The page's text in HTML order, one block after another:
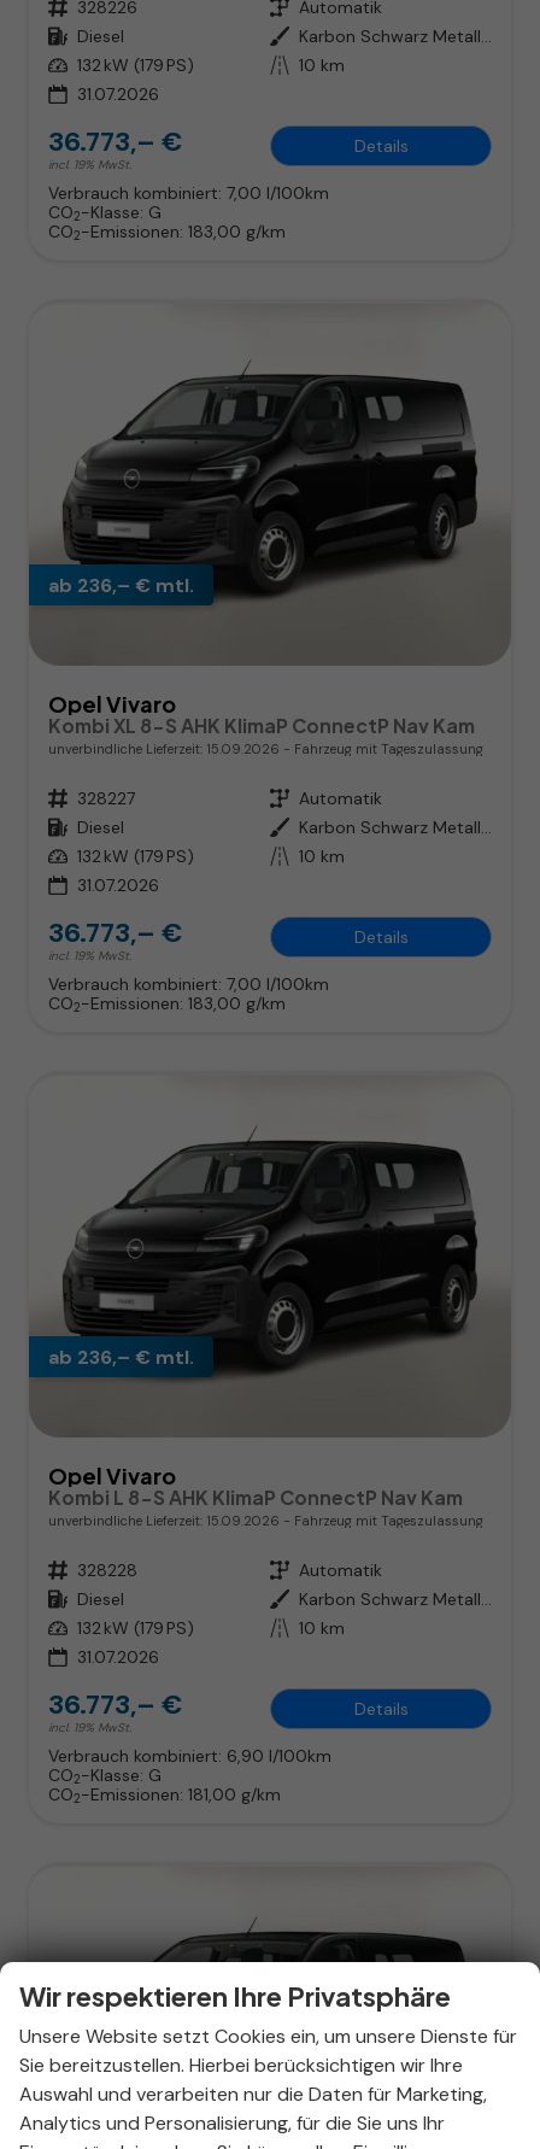
Fahrzeugnr. 328226 Getriebe Automatik
Kraftstoff Diesel Außenfarbe
Karbon Schwarz Metallic
Leistung 132 kW (179 PS) Kilometerstand 10 km
31.07.2026
36.773,– €
incl. 19% MwSt.
Details
Verbrauch kombiniert: 7,00 l/100km
CO2-Klasse: G
CO2-Emissionen: 183,00 g/km
ab 236,– € mtl.
Opel Vivaro
Kombi XL 8-S AHK KlimaP ConnectP Nav Kam
unverbindliche Lieferzeit: 15.09.2026 Fahrzeug mit Tageszulassung
Fahrzeugnr. 328227 Getriebe Automatik
Kraftstoff Diesel Außenfarbe
Karbon Schwarz Metallic
Leistung 132 kW (179 PS) Kilometerstand 10 km
31.07.2026
36.773,– €
incl. 19% MwSt.
Details
Verbrauch kombiniert: 7,00 l/100km
CO2-Emissionen: 183,00 g/km
ab 236,– € mtl.
Opel Vivaro
Kombi L 8-S AHK KlimaP ConnectP Nav Kam
unverbindliche Lieferzeit: 15.09.2026 Fahrzeug mit Tageszulassung
Fahrzeugnr. 328228 Getriebe Automatik
Kraftstoff Diesel Außenfarbe
Karbon Schwarz Metallic
Leistung 132 kW (179 PS) Kilometerstand 10 km
31.07.2026
36.773,– €
incl. 19% MwSt.
Details
Verbrauch kombiniert: 6,90 l/100km
CO2-Klasse: G
CO2-Emissionen: 181,00 g/km
Wir respektieren Ihre Privatsphäre
Unsere Website setzt Cookies ein, um unsere Dienste für
Sie bereitzustellen. Hierbei berücksichtigen wir Ihre
Auswahl und verarbeiten nur die Daten für Marketing,
Analytics und Personalisierung, für die Sie uns Ihr